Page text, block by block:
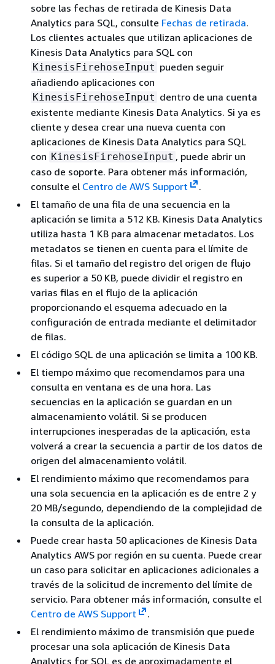
sobre las fechas de retirada de Kinesis Data
Analytics para SQL, consulte Fechas de retirada.
Los clientes actuales que utilizan aplicaciones de
Kinesis Data Analytics para SQL con
KinesisFirehoseInput pueden seguir
añadiendo aplicaciones con
KinesisFirehoseInput dentro de una cuenta
existente mediante Kinesis Data Analytics. Si ya es
cliente y desea crear una nueva cuenta con
aplicaciones de Kinesis Data Analytics para SQL
con KinesisFirehoseInput , puede abrir un
caso de soporte. Para obtener más información,
consulte el Centro de AWS Support
.
El tamaño de una fila de una secuencia en la
aplicación se limita a 512 KB. Kinesis Data Analytics
utiliza hasta 1 KB para almacenar metadatos. Los
metadatos se tienen en cuenta para el límite de
filas. Si el tamaño del registro del origen de flujo
es superior a 50 KB, puede dividir el registro en
varias filas en el flujo de la aplicación
proporcionando el esquema adecuado en la
configuración de entrada mediante el delimitador
de filas.
El código SQL de una aplicación se limita a 100 KB.
El tiempo máximo que recomendamos para una
consulta en ventana es de una hora. Las
secuencias en la aplicación se guardan en un
almacenamiento volátil. Si se producen
interrupciones inesperadas de la aplicación, esta
volverá a crear la secuencia a partir de los datos de
origen del almacenamiento volátil.
El rendimiento máximo que recomendamos para
una sola secuencia en la aplicación es de entre 2 y
20 MB/segundo, dependiendo de la complejidad de
la consulta de la aplicación.
Puede crear hasta 50 aplicaciones de Kinesis Data
Analytics AWS por región en su cuenta. Puede crear
un caso para solicitar en aplicaciones adicionales a
través de la solicitud de incremento del límite de
servicio. Para obtener más información, consulte el
Centro de AWS Support
.
El rendimiento máximo de transmisión que puede
procesar una sola aplicación de Kinesis Data
Analytics for SQL es de aproximadamente el